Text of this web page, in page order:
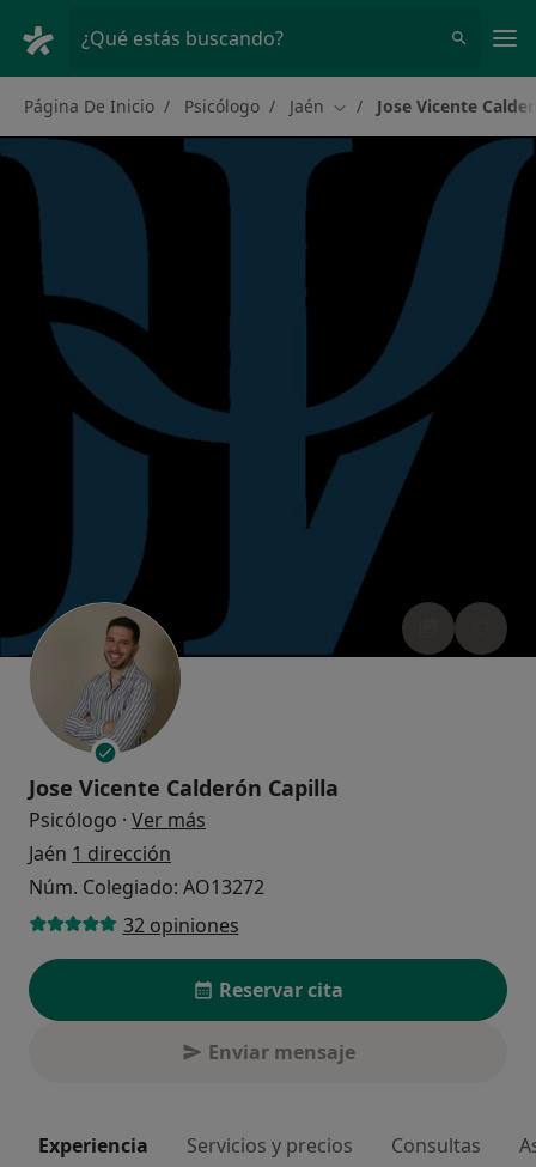
¿Qué estás buscando?
Página De Inicio Psicólogo Jaén Cambiar de ciudad
Jose Vicente
Jose Vicente Calderón Capilla
Psicólogo · Ver más
Jaén 1 dirección
Núm. Colegiado: AO13272
32 opiniones
Reservar cita
Enviar mensaje
Experiencia Servicios y precios Consultas